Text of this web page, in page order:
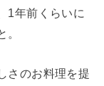
1年前くらいに
さのお料理を提